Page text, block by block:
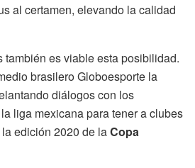
al certamen, elevando la calidad
también es viable esta posibilidad.
brasilero Globoesporte la
diálogos con los
liga mexicana para tener a clubes
edición 2020 de laCopa